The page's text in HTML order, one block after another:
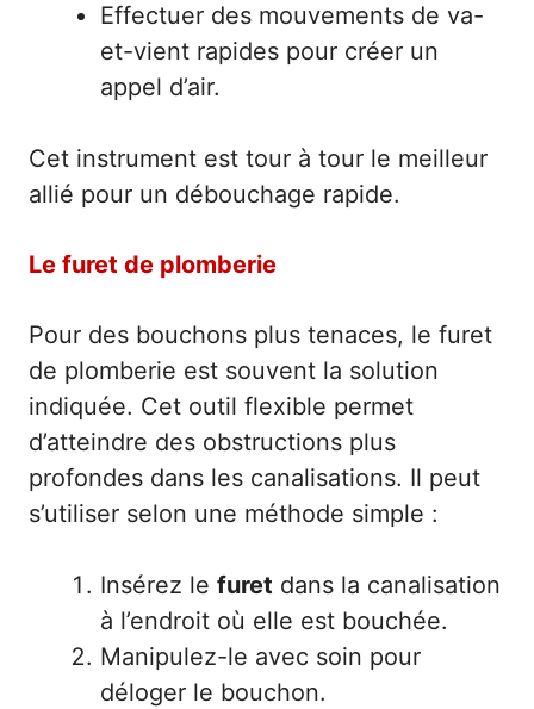
Effectuer des mouvements de va-
et-vient rapides pour créer un
appel d’air.
Cet instrument est tour à tour le meilleur
allié pour un débouchage rapide.
Le furet de plomberie
Pour des bouchons plus tenaces, le furet
de plomberie est souvent la solution
indiquée. Cet outil flexible permet
d’atteindre des obstructions plus
profondes dans les canalisations. Il peut
s’utiliser selon une méthode simple :
Insérez le furet dans la canalisation
à l’endroit où elle est bouchée.
Manipulez-le avec soin pour
déloger le bouchon.